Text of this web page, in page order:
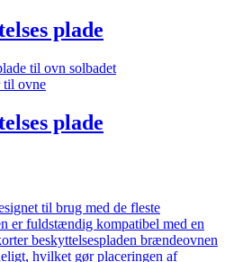
plade
til ovne
plade
til brug med de fleste
er fuldstændig kompatibel med en
beskyttelsespladen brændeovnen
hvilket gør placeringen af